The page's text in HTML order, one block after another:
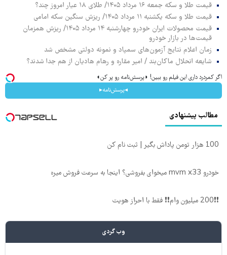
قیمت طلا و سکه جمعه ۱۶ مرداد ۱۴۰۵/ طلای ۱۸ عیار امروز چند؟
قیمت طلا و سکه یکشنبه ۱۱ مرداد ۱۴۰۵/ ریزش سنگین سکه امامی
قیمت محصولات ایران خودرو چهارشنبه ۱۴ مرداد ۱۴۰۵/ ریزش همزمان
قیمت‌ها در بازار خودرو
زمان اعلام نتایج آزمون‌های سمپاد و نمونه دولتی مشخص شد
شایعه انحلال ماکان‌بند / امیر مقاره و رهام هادیان از هم جدا شدند؟
اگر کمردرد داری این فیلم رو ببین! ◗پرسش‌نامه رو پر کن◖
◂پرسش‌نامه▸
مطالب پیشنهادی
100 هزار تومن پاداش بگیر | ثبت نام کن
خودرو mvm x33 میخوای بفروشی؟ اینجا به سرعت فروش میره
❗❗200 میلیون وام❗❗ فقط با احراز هویت
وب گردی